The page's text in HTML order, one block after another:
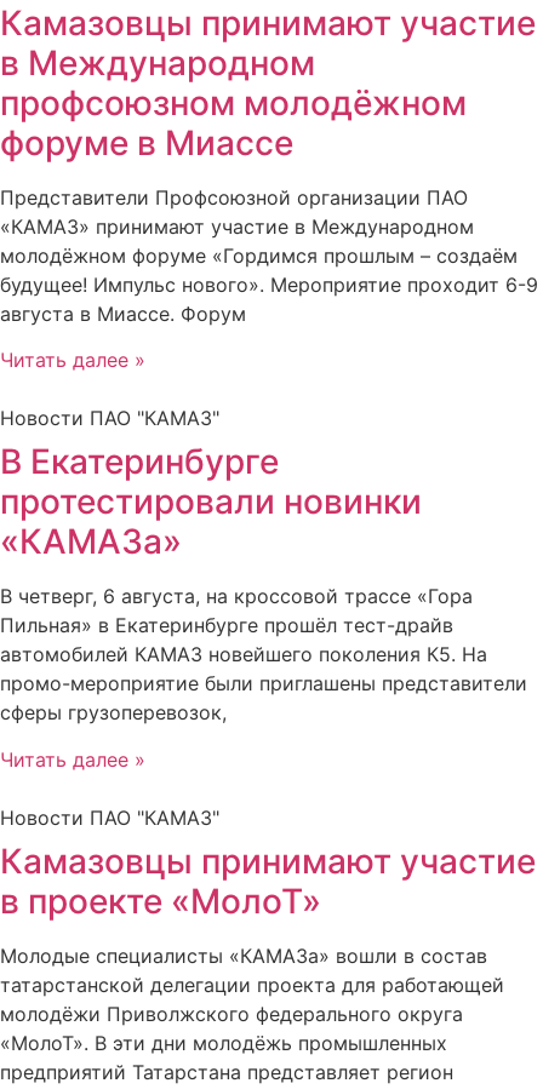
Камазовцы принимают участие
в Международном
профсоюзном молодёжном
форуме в Миассе
Представители Профсоюзной организации ПАО
«КАМАЗ» принимают участие в Международном
молодёжном форуме «Гордимся прошлым – создаём
будущее! Импульс нового». Мероприятие проходит 6-9
августа в Миассе. Форум
Читать далее »
Новости ПАО "КАМАЗ"
В Екатеринбурге
протестировали новинки
«КАМАЗа»
В четверг, 6 августа, на кроссовой трассе «Гора
Пильная» в Екатеринбурге прошёл тест-драйв
автомобилей КАМАЗ новейшего поколения К5. На
промо-мероприятие были приглашены представители
сферы грузоперевозок,
Читать далее »
Новости ПАО "КАМАЗ"
Камазовцы принимают участие
в проекте «МолоТ»
Молодые специалисты «КАМАЗа» вошли в состав
татарстанской делегации проекта для работающей
молодёжи Приволжского федерального округа
«МолоТ». В эти дни молодёжь промышленных
предприятий Татарстана представляет регион